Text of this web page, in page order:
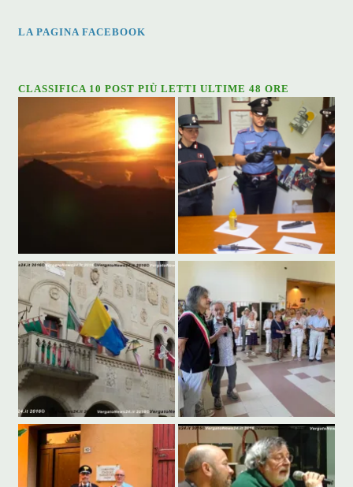
LA PAGINA FACEBOOK
CLASSIFICA 10 POST PIÙ LETTI ULTIME 48 ORE